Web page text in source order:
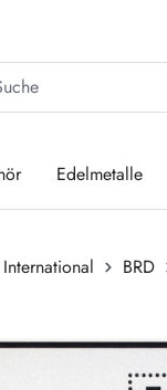
Edelmetalle
BRD